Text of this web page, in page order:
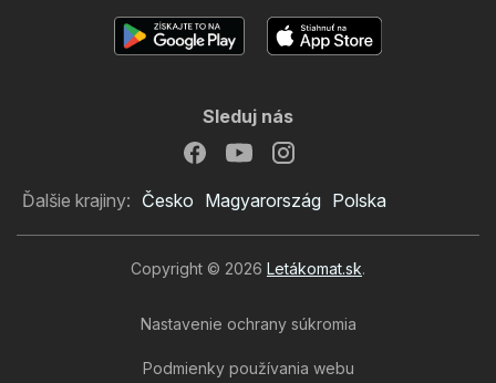
Sleduj nás
Ďalšie krajiny: Česko Magyarország Polska
Copyright © 2026 Letákomat.sk.
Nastavenie ochrany súkromia
Podmienky používania webu